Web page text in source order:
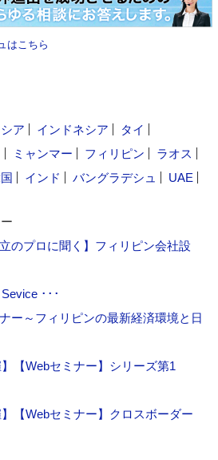
はこちら
ア インドネシア
タイ
ミャンマー フィリピン
ラオス
インド バングラデシュ
UAE
のプロに聞く】フィリピン会社設
･･･
ー～フィリピンの最新経済環境と日
【Webセミナー】シリーズ第1
【Webセミナー】クロスボーダー